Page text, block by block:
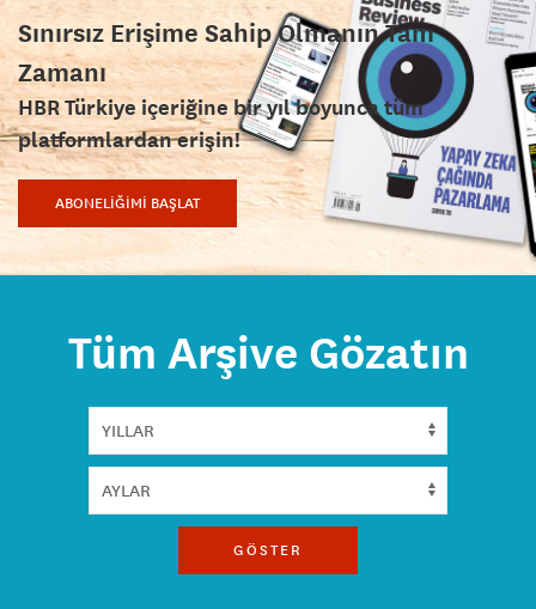
Sınırsız Erişime Sahip Olmanın Tam
Zamanı
HBR Türkiye içeriğine bir yıl boyunca tüm
platformlardan erişin!
ABONELİĞİMİ BAŞLAT
Tüm Arşive Gözatın
GÖSTER